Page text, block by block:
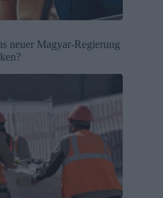
neuer Magyar-Regierung